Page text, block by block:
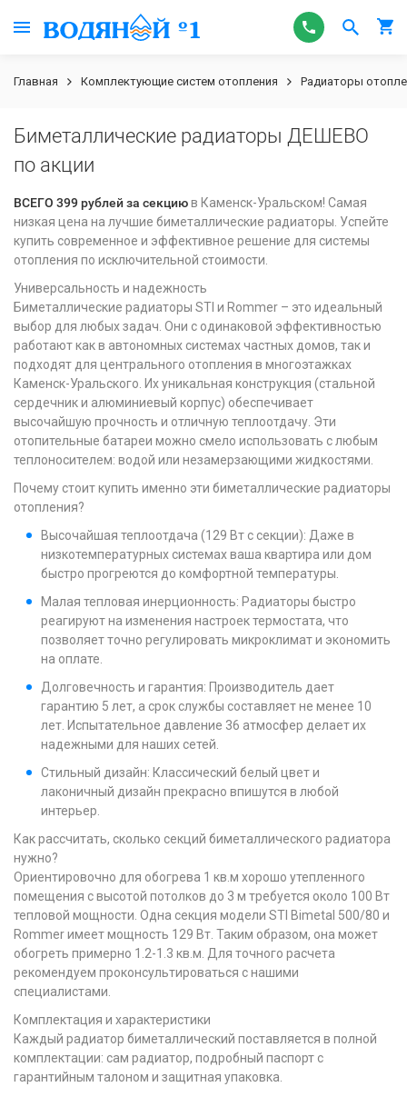
Главная Комплектующие систем отопления Радиаторы
Биметаллические радиаторы ДЕШЕВО
по акции
ВСЕГО 399 рублей за секциюв Каменск-Уральском! Самая
низкая цена на лучшие биметаллические радиаторы. Успейте
купить современное и эффективное решение для системы
отопления по исключительной стоимости.
Универсальность и надежность
Биметаллические радиаторы STI и Rommer – это идеальный
выбор для любых задач. Они с одинаковой эффективностью
работают как в автономных системах частных домов, так и
подходят для центрального отопления в многоэтажках
Каменск-Уральского. Их уникальная конструкция (стальной
сердечник и алюминиевый корпус) обеспечивает
высочайшую прочность и отличную теплоотдачу. Эти
отопительные батареи можно смело использовать с любым
теплоносителем: водой или незамерзающими жидкостями.
Почему стоит купить именно эти биметаллические радиаторы
отопления?
Высочайшая теплоотдача (129 Вт с секции): Даже в
низкотемпературных системах ваша квартира или дом
быстро прогреются до комфортной температуры.
Малая тепловая инерционность: Радиаторы быстро
реагируют на изменения настроек термостата, что
позволяет точно регулировать микроклимат и экономить
на оплате.
Долговечность и гарантия: Производитель дает
гарантию 5 лет, а срок службы составляет не менее 10
лет. Испытательное давление 36 атмосфер делает их
надежными для наших сетей.
Стильный дизайн: Классический белый цвет и
лаконичный дизайн прекрасно впишутся в любой
интерьер.
Как рассчитать, сколько секций биметаллического радиатора
нужно?
Ориентировочно для обогрева 1 кв.м хорошо утепленного
помещения с высотой потолков до 3 м требуется около 100 Вт
тепловой мощности. Одна секция модели STI Bimetal 500/80 и
Rommer имеет мощность 129 Вт. Таким образом, она может
обогреть примерно 1.2-1.3 кв.м. Для точного расчета
рекомендуем проконсультироваться с нашими
специалистами.
Комплектация и характеристики
Каждый радиатор биметаллический поставляется в полной
комплектации: сам радиатор, подробный паспорт с
гарантийным талоном и защитная упаковка.